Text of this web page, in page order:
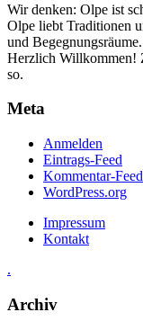
Wir denken: Olpe ist
Olpe liebt Traditionen
und
Herzlich Willkommen!
so.
Meta
Anmelden
Eintrags-Feed
Kommentar-Feed
WordPress.org
Impressum
Kontakt
.
Archiv